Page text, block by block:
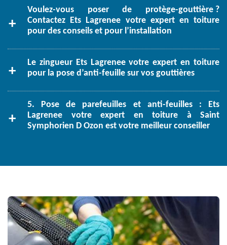
Voulez-vous poser de protège-gouttière ?
Contactez Ets Lagrenee votre expert en toiture
pour des conseils et pour l’installation
Le zingueur Ets Lagrenee votre expert en toiture
pour la pose d’anti-feuille sur vos gouttières
5. Pose de parefeuilles et anti-feuilles : Ets
Lagrenee votre expert en toiture à Saint
Symphorien D Ozon est votre meilleur conseiller